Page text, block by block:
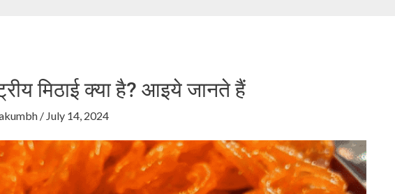
मिठाई क्या है? आइये जानते हैं
/ July 14, 2024